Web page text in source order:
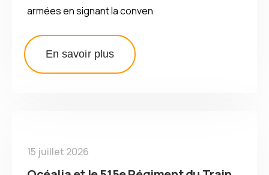
armées en signant la conven
En savoir plus
15 juillet 2026